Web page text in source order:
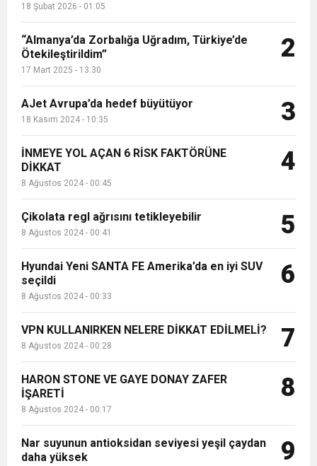
18 Şubat 2026 - 01:05
“Almanya’da Zorbalığa Uğradım, Türkiye’de
Ötekileştirildim”
17 Mart 2025 - 13:30
2
AJet Avrupa’da hedef büyütüyor
18 Kasım 2024 - 10:35 3
İNMEYE YOL AÇAN 6 RİSK FAKTÖRÜNE
DİKKAT
8 Ağustos 2024 - 00:45
4
Çikolata regl ağrısını tetikleyebilir
8 Ağustos 2024 - 00:41 5
Hyundai Yeni SANTA FE Amerika’da en iyi SUV
seçildi
8 Ağustos 2024 - 00:33
6
VPN KULLANIRKEN NELERE DİKKAT EDİLMELİ?
8 Ağustos 2024 - 00:28 7
HARON STONE VE GAYE DONAY ZAFER
İŞARETİ
8 Ağustos 2024 - 00:17
8
Nar suyunun antioksidan seviyesi yeşil çaydan
daha yüksek
9